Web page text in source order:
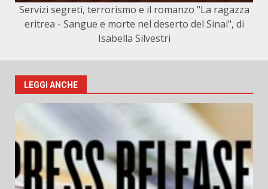
Servizi segreti, terrorismo e il romanzo "La ragazza
eritrea - Sangue e morte nel deserto del Sinai", di
Isabella Silvestri
LEGGI ANCHE